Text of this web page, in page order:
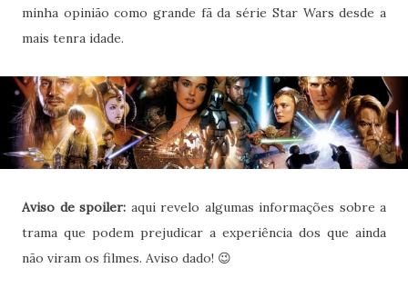
minha opinião como grande fã da série Star Wars desde a
mais tenra idade.
Aviso de spoiler: aqui revelo algumas informações sobre a
trama que podem prejudicar a experiência dos que ainda
não viram os filmes. Aviso dado! 😉